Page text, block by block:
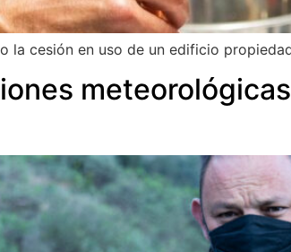
la cesión en uso de un edificio